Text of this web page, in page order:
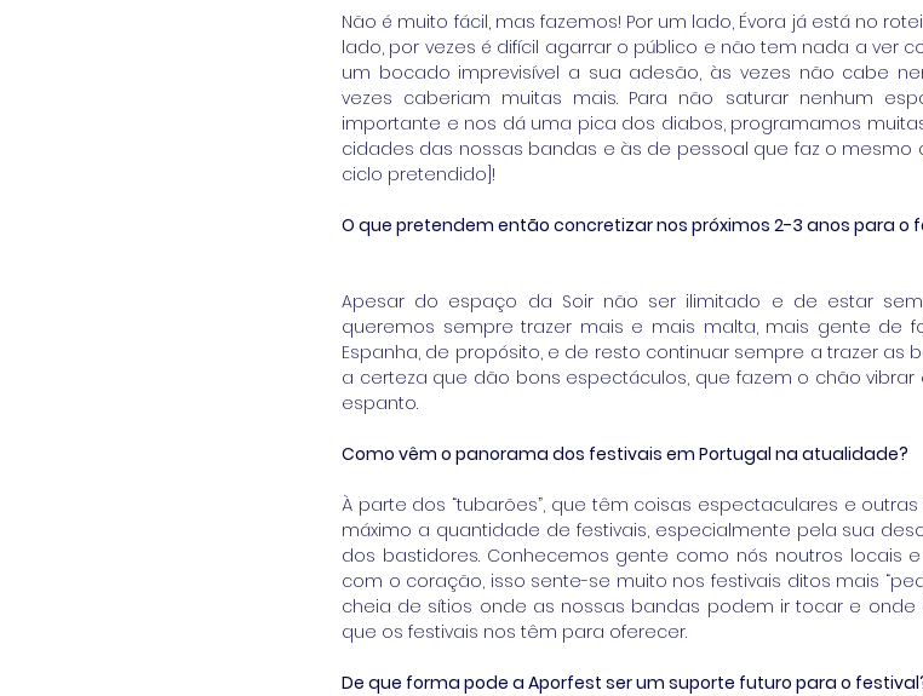
Não é muito fácil, mas fazemos! Por um lado, Évora já está no
lado, por vezes é difícil agarrar o público e não tem nada a ver
um bocado imprevisível a sua adesão, às vezes não cabe
vezes caberiam muitas mais. Para não saturar nenhum
importante e nos dá uma pica dos diabos, programamos
cidades das nossas bandas e às de pessoal que faz o mesmo
ciclo pretendido]!
O que pretendem então concretizar nos próximos 2-3 anos para o
Apesar do espaço da Soir não ser ilimitado e de estar
queremos sempre trazer mais e mais malta, mais gente de
Espanha, de propósito, e de resto continuar sempre a trazer
a certeza que dão bons espectáculos, que fazem o chão
espanto.
Como vêm o panorama dos festivais em Portugal na atualidade?
À parte dos “tubarões”, que têm coisas espectaculares e
máximo a quantidade de festivais, especialmente pela sua
dos bastidores. Conhecemos gente como nós noutros locais
com o coração, isso sente-se muito nos festivais ditos mais
cheia de sítios onde as nossas bandas podem ir tocar e onde
que os festivais nos têm para oferecer.
De que forma pode a Aporfest ser um suporte futuro para o